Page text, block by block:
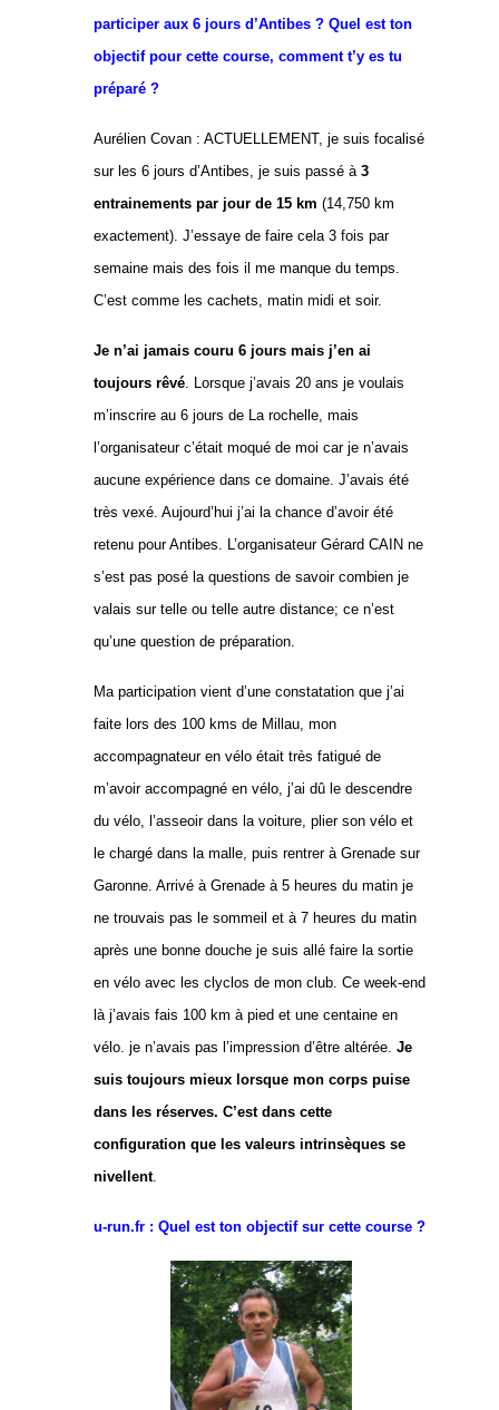
participer aux 6 jours d’Antibes ? Quel est ton
objectif pour cette course, comment t’y es tu
préparé ?
Aurélien Covan : ACTUELLEMENT, je suis focalisé
sur les 6 jours d’Antibes, je suis passé à 3
entrainements par jour de 15 km (14,750 km
exactement). J’essaye de faire cela 3 fois par
semaine mais des fois il me manque du temps.
C’est comme les cachets, matin midi et soir.
Je n’ai jamais couru 6 jours mais j’en ai
toujours rêvé . Lorsque j’avais 20 ans je voulais
m’inscrire au 6 jours de La rochelle, mais
l’organisateur c’était moqué de moi car je n’avais
aucune expérience dans ce domaine. J’avais été
très vexé. Aujourd’hui j’ai la chance d’avoir été
retenu pour Antibes. L’organisateur Gérard CAIN ne
s’est pas posé la questions de savoir combien je
valais sur telle ou telle autre distance; ce n’est
qu’une question de préparation.
Ma participation vient d’une constatation que j’ai
faite lors des 100 kms de Millau, mon
accompagnateur en vélo était très fatigué de
m’avoir accompagné en vélo, j’ai dû le descendre
du vélo, l’asseoir dans la voiture, plier son vélo et
le chargé dans la malle, puis rentrer à Grenade sur
Garonne. Arrivé à Grenade à 5 heures du matin je
ne trouvais pas le sommeil et à 7 heures du matin
après une bonne douche je suis allé faire la sortie
en vélo avec les clyclos de mon club. Ce week-end
là j’avais fais 100 km à pied et une centaine en
vélo. je n’avais pas l’impression d’être altérée. Je
suis toujours mieux lorsque mon corps puise
dans les réserves. C’est dans cette
configuration que les valeurs intrinsèques se
nivellent.
u-run.fr : Quel est ton objectif sur cette course ?